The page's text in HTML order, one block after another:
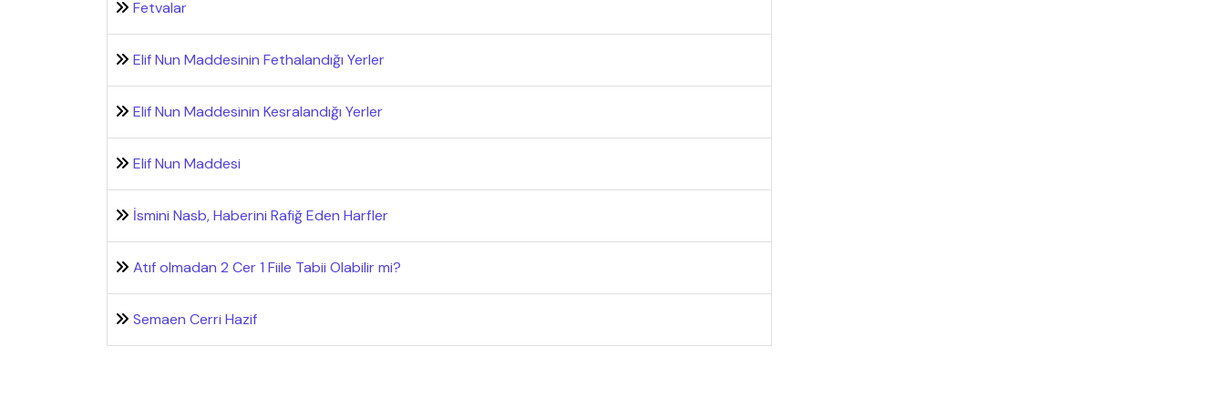
Fetvalar
Elif Nun Maddesinin Fethalandığı Yerler
Elif Nun Maddesinin Kesralandığı Yerler
Elif Nun Maddesi
İsmini Nasb, Haberini Rafiğ Eden Harfler
Atıf olmadan 2 Cer 1 Fiile Tabii Olabilir mi?
Semaen Cerri Hazif